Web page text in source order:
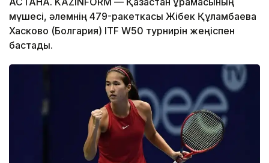
мүшесі, әлемнің 479-ракеткасы Жібек Құламбаева
Хасково (Болгария) ITF W50 турнирін жеңіспен
бастады.